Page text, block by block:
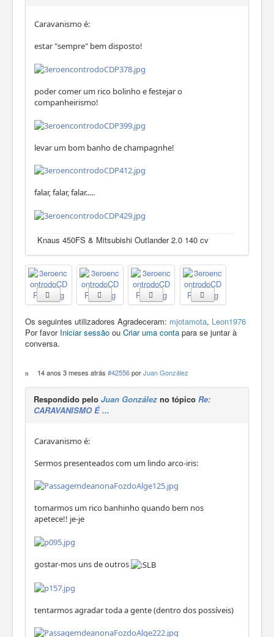
Caravanismo é:
estar "sempre" bem disposto!
poder comer um rico bolinho e festejar o
companheirismo!
levar um bom banho de champagnhe!
falar, falar, falar.....
Knaus 450FS & Mitsubishi Outlander 2.0 140 cv
Os seguintes utilizadores Agradeceram: mjotamota, Leon1976
Por favor Iniciar sessão ou Criar uma conta para se juntar à
conversa.
14 anos 3 meses atrás #42556 porJuan González
Respondido pelo Juan González no tópico Re:
CARAVANISMO É ...
Caravanismo é:
Sermos presenteados com um lindo arco-iris:
tomarmos um rico banhinho quando bem nos
apetece!! je-je
gostar-mos uns de outros
tentarmos agradar toda a gente (dentro dos possíveis)